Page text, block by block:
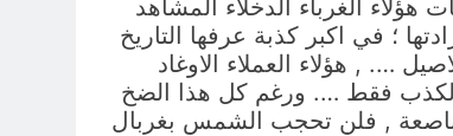
الغرباء الدخلاء المشاهد
؛ في اكبر كذبة عرفها التاريخ
…. , هؤلاء العملاء الاوغاد
والكذب فقط …. ورغم كل هذا الضخ
ناصعة , فلن تحجب الشمس بغربال